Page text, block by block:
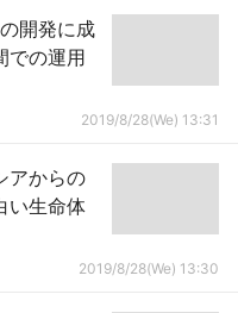
開発に成
での運用
2019/8/28(We) 13:31
アからの
い生命体
2019/8/28(We) 13:30